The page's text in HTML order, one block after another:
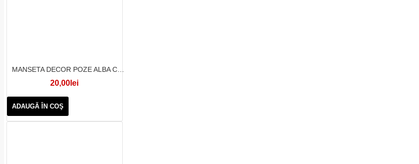
20,00lei
ADAUGĂ ÎN COŞ